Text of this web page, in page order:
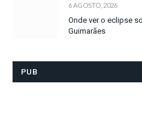
6 AGOSTO, 2026
Onde ver o eclipse
Guimarães
PUB